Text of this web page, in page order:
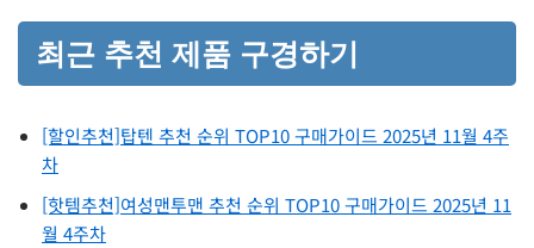
최근 추천 제품 구경하기
[할인추천]탑텐 추천 순위 TOP10 구매가이드 2025년 11월 4주
차
[핫템추천]여성맨투맨 추천 순위 TOP10 구매가이드 2025년 11
월 4주차